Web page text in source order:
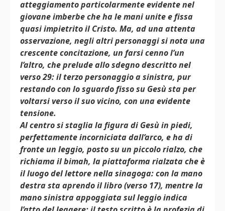
atteggiamento particolarmente evidente nel
giovane imberbe che ha le mani unite e fissa
quasi impietrito il Cristo. Ma, ad una attenta
osservazione, negli altri personaggi si nota una
crescente concitazione, un farsi cenno l’un
l’altro, che prelude allo sdegno descritto nel
verso 29: il terzo personaggio a sinistra, pur
restando con lo sguardo fisso su Gesù sta per
voltarsi verso il suo vicino, con una evidente
tensione.
Al centro si staglia la figura di Gesù in piedi,
perfettamente incorniciata dall’arco, e ha di
fronte un leggio, posto su un piccolo rialzo, che
richiama il bimah, la piattaforma rialzata che è
il luogo del lettore nella sinagoga: con la mano
destra sta aprendo il libro (verso 17), mentre la
mano sinistra appoggiata sul leggio indica